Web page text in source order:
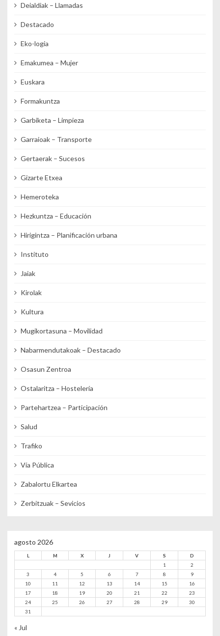
Deialdiak – Llamadas
Destacado
Eko-logia
Emakumea – Mujer
Euskara
Formakuntza
Garbiketa – Limpieza
Garraioak – Transporte
Gertaerak – Sucesos
Gizarte Etxea
Hemeroteka
Hezkuntza – Educación
Hirigintza – Planificación urbana
Instituto
Jaiak
Kirolak
Kultura
Mugikortasuna – Movilidad
Nabarmendutakoak – Destacado
Osasun Zentroa
Ostalaritza – Hostelería
Partehartzea – Participación
Salud
Trafiko
Vía Pública
Zabalortu Elkartea
Zerbitzuak – Sevicios
agosto 2026
L M X J V S
D
1
2
3
4 5 6 7 8
9
10
11 12 13 14 15
16
17
18 19 20 21 22
23
24
25 26 27 28 29
30
31
« Jul